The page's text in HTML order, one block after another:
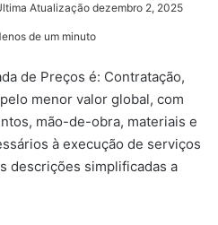
Atualização dezembro 2, 2025
de um minuto
de Preços é: Contratação,
menor valor global, com
mão-de-obra, materiais e
à execução de serviços
descrições simplificadas a